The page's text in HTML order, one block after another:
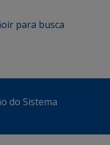
ir para busca
do Sistema